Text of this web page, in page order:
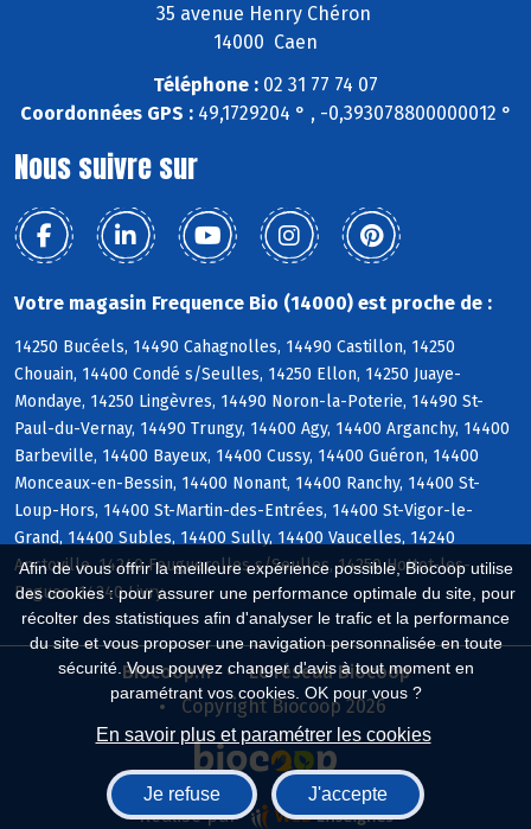
Afin de vous offrir la meilleure expérience possible, Biocoop utilise
des cookies : pour assurer une performance optimale du site, pour
récolter des statistiques afin d'analyser le trafic et la performance
du site et vous proposer une navigation personnalisée en toute
sécurité. Vous pouvez changer d'avis à tout moment en
paramétrant vos cookies. OK pour vous ?
En savoir plus et paramétrer les cookies
Je refuse J'accepte
35 avenue Henry Chéron
14000 Caen
Téléphone : 02 31 77 74 07
Coordonnées GPS :49,1729204 ° , -0,393078800000012 °
Nous suivre sur
Votre magasin Frequence Bio (14000) est proche de :
14250 Bucéels, 14490 Cahagnolles, 14490 Castillon, 14250
Chouain, 14400 Condé s/Seulles, 14250 Ellon, 14250 Juaye-
Mondaye, 14250 Lingèvres, 14490 Noron-la-Poterie, 14490 St-
Paul-du-Vernay, 14490 Trungy, 14400 Agy, 14400 Arganchy, 14400
Barbeville, 14400 Bayeux, 14400 Cussy, 14400 Guéron, 14400
Monceaux-en-Bessin, 14400 Nonant, 14400 Ranchy, 14400 St-
Loup-Hors, 14400 St-Martin-des-Entrées, 14400 St-Vigor-le-
Grand, 14400 Subles, 14400 Sully, 14400 Vaucelles, 14240
Anctoville, 14240 Feuguerolles s/Seulles, 14250 Hottot-les-
Bagues, 14240 Livry
Biocoop.fr
Le réseau Biocoop
Copyright Biocoop 2026
Réalisé par